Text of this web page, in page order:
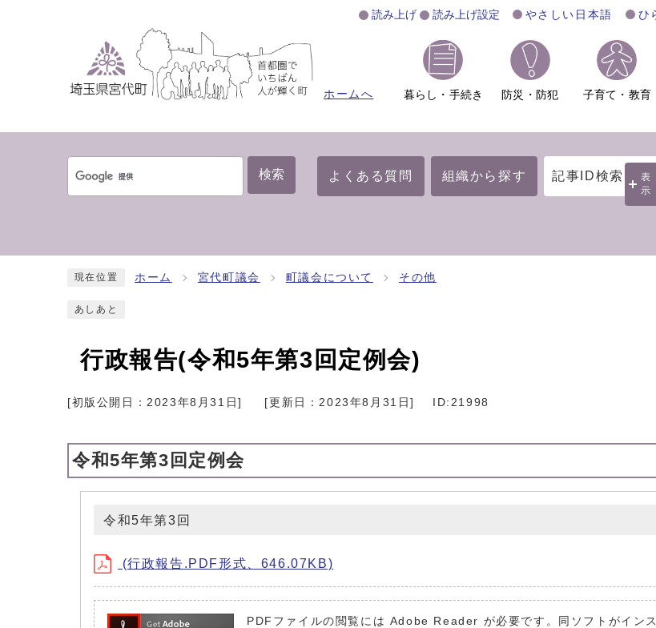
読み上げ 読み上げ設定 やさしい日本語 ひ
ホームへ 暮らし・手続き 防災・防犯 子育て・教育
検索 よくある質問 組織から探す 記事ID検索
表
示
現在位置 ホーム 宮代町議会 町議会について その他
あしあと
行政報告(令和5年第3回定例会)
[初版公開日：2023年8月31日] [更新日：2023年8月31日] ID:21998
令和5年第3回定例会
令和5年第3回
(行政報告.PDF形式、646.07KB)
PDFファイルの閲覧には Adobe Reader が必要です。同ソフトがイン